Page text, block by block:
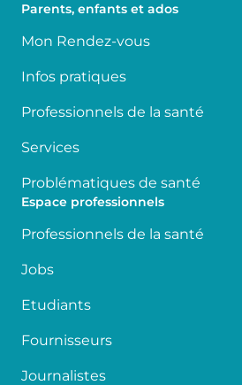
Parents, enfants et ados
Mon Rendez-vous
Infos pratiques
Professionnels de la santé
Services
Problématiques de santé
Espace professionnels
Professionnels de la santé
Jobs
Etudiants
Fournisseurs
Journalistes